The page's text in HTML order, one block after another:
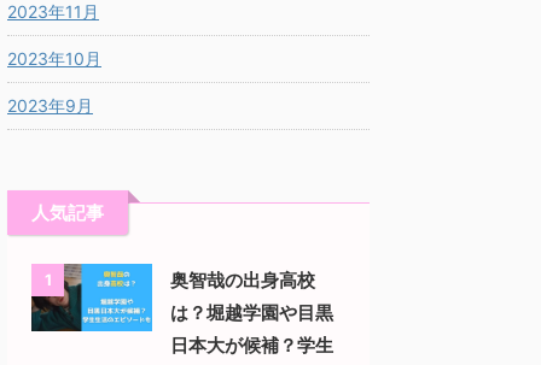
2023年11月
2023年10月
2023年9月
人気記事
1
奥智哉の出身高校
は？堀越学園や目黒
日本大が候補？学生